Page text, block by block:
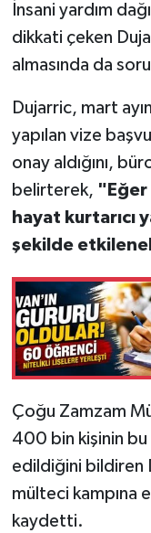
İnsani yardım
dikkati çeken
almasında da
Dujarric, mart
yapılan vize
onay aldığını,
belirterek, "Eğer
hayat kurtarıcı
şekilde
Çoğu Zamzam
400 bin kişinin
edildiğini bildiren
mülteci kampına
kaydetti.